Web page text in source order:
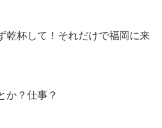
乾杯して！それだけで福岡に来
か？仕事？